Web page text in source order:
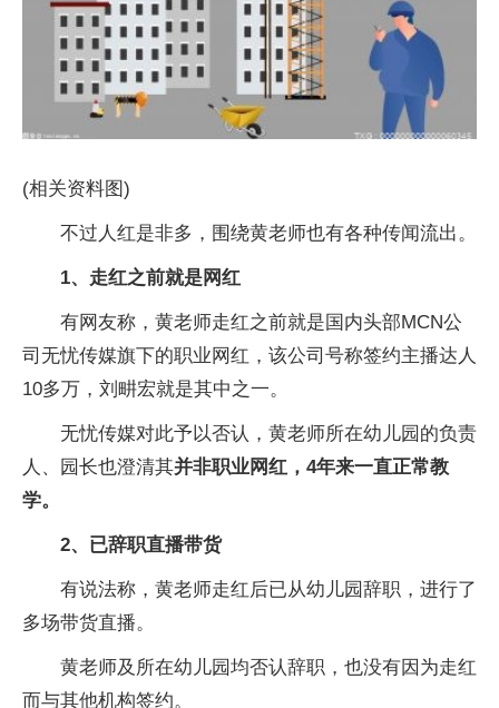
(相关资料图)
不过人红是非多，围绕黄老师也有各种传闻流出。
1、走红之前就是网红
有网友称，黄老师走红之前就是国内头部MCN公
司无忧传媒旗下的职业网红，该公司号称签约主播达人
10多万，刘畊宏就是其中之一。
无忧传媒对此予以否认，黄老师所在幼儿园的负责
人、园长也澄清其并非职业网红，4年来一直正常教
学。
2、已辞职直播带货
有说法称，黄老师走红后已从幼儿园辞职，进行了
多场带货直播。
黄老师及所在幼儿园均否认辞职，也没有因为走红
而与其他机构签约。